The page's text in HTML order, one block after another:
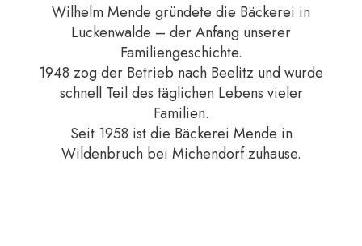
Wilhelm Mende gründete die Bäckerei in
Luckenwalde – der Anfang unserer
Familiengeschichte.
1948 zog der Betrieb nach Beelitz und wurde
schnell Teil des täglichen Lebens vieler
Familien.
Seit 1958 ist die Bäckerei Mende in
Wildenbruch bei Michendorf zuhause.